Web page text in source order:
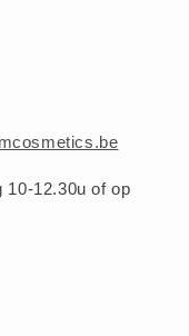
10-12.30u of op